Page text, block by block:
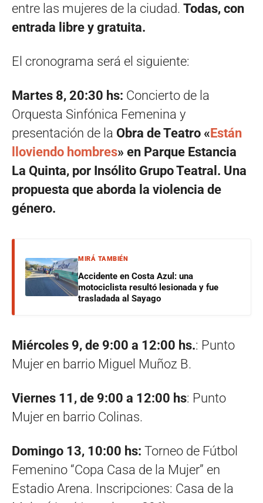
entre las mujeres de la ciudad. Todas, con
entrada libre y gratuita.
El cronograma será el siguiente:
Martes 8, 20:30 hs: Concierto de la
Orquesta Sinfónica Femenina y
presentación de la Obra de Teatro «Están
lloviendo hombres» en Parque Estancia
La Quinta, por Insólito Grupo Teatral. Una
propuesta que aborda la violencia de
género.
MIRÁ TAMBIÉN
Accidente en Costa Azul: una
motociclista resultó lesionada y fue
trasladada al Sayago
Miércoles 9, de 9:00 a 12:00 hs.: Punto
Mujer en barrio Miguel Muñoz B.
Viernes 11, de 9:00 a 12:00 hs: Punto
Mujer en barrio Colinas.
Domingo 13, 10:00 hs: Torneo de Fútbol
Femenino “Copa Casa de la Mujer” en
Estadio Arena. Inscripciones: Casa de la